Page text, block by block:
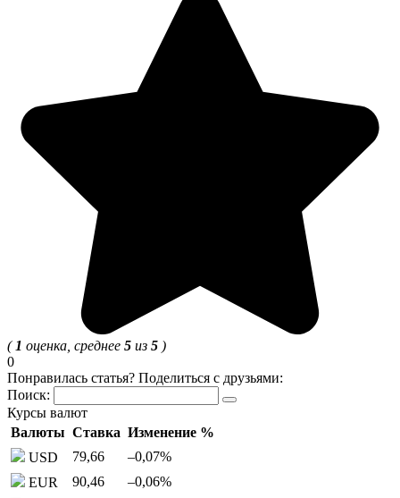
( 1 оценка, среднее 5 из 5 )
0
Понравилась статья? Поделиться с друзьями:
Поиск:
Курсы валют
Валюты Ставка Изменение %
USD
79,66 –0,07%
EUR
90,46 –0,06%